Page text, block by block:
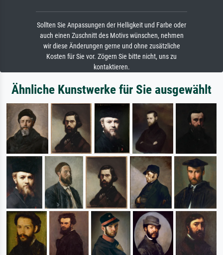
Sollten Sie Anpassungen der Helligkeit und Farbe oder
auch einen Zuschnitt des Motivs wünschen, nehmen
wir diese Änderungen gerne und ohne zusätzliche
Kosten für Sie vor. Zögern Sie bitte nicht, uns zu
kontaktieren.
Ähnliche Kunstwerke für Sie ausgewählt